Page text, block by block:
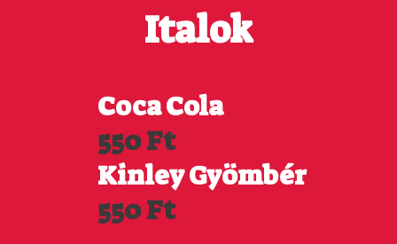
Italok
Coca Cola
550 Ft
Kinley Gyömbér
550 Ft